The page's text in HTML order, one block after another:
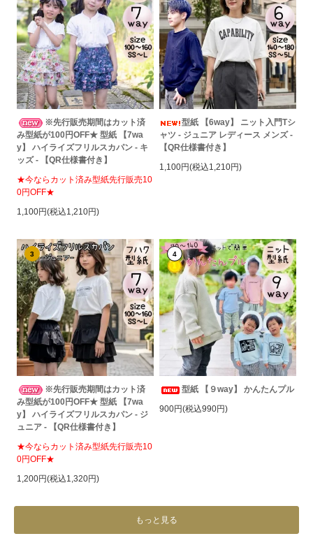
※先行販売期間はカット済
み型紙が100円OFF★ 型紙 【7wa
y】 ハイライズフリルスカパン - キ
ッズ - 【QR仕様書付き】
★今ならカット済み型紙先行販売10
0円OFF★
1,100円(税込1,210円)
型紙 【6way】 ニット入門Tシ
ャツ - ジュニア レディース メンズ -
【QR仕様書付き】
1,100円(税込1,210円)
3
※先行販売期間はカット済
み型紙が100円OFF★ 型紙 【7wa
y】 ハイライズフリルスカパン - ジ
ュニア - 【QR仕様書付き】
★今ならカット済み型紙先行販売10
0円OFF★
1,200円(税込1,320円)
4
型紙 【９way】 かんたんプル
900円(税込990円)
もっと見る